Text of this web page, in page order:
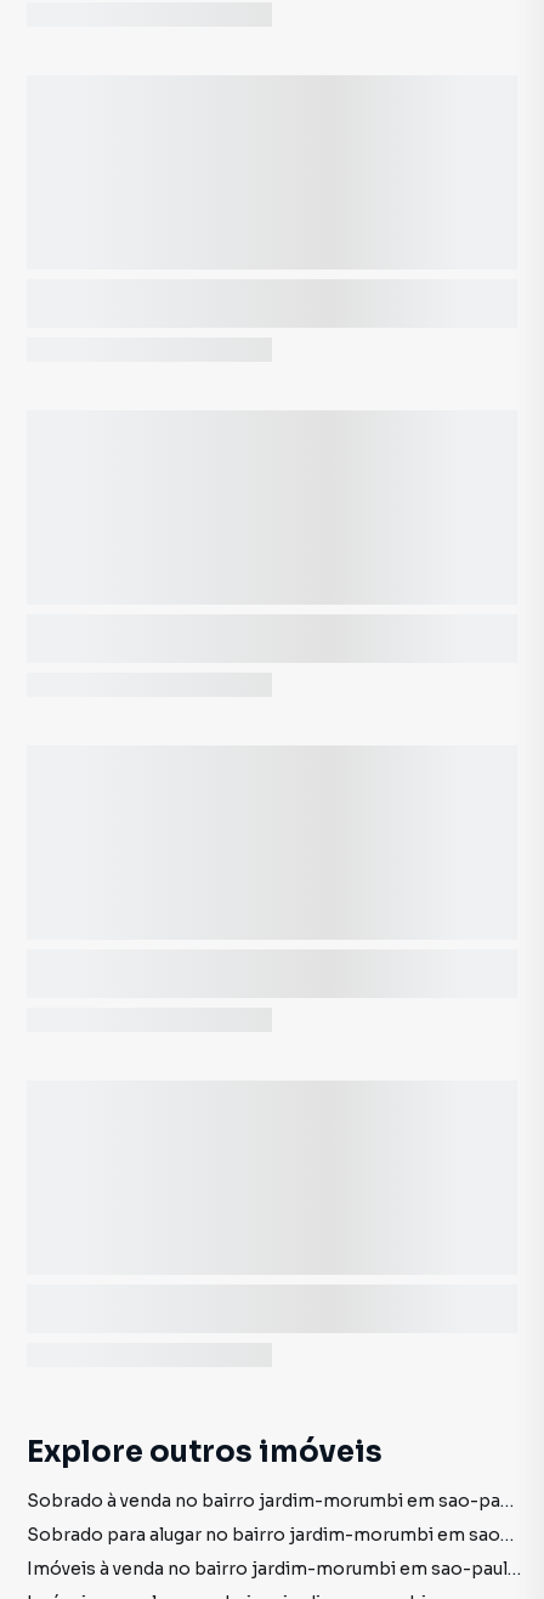
Explore outros imóveis
Sobrado à venda no bairro jardim-morumbi em sao-paulo sp com 7 vagas
Sobrado para alugar no bairro jardim-morumbi em sao-paulo sp com 7 vagas
Imóveis à venda no bairro jardim-morumbi em sao-paulo sp